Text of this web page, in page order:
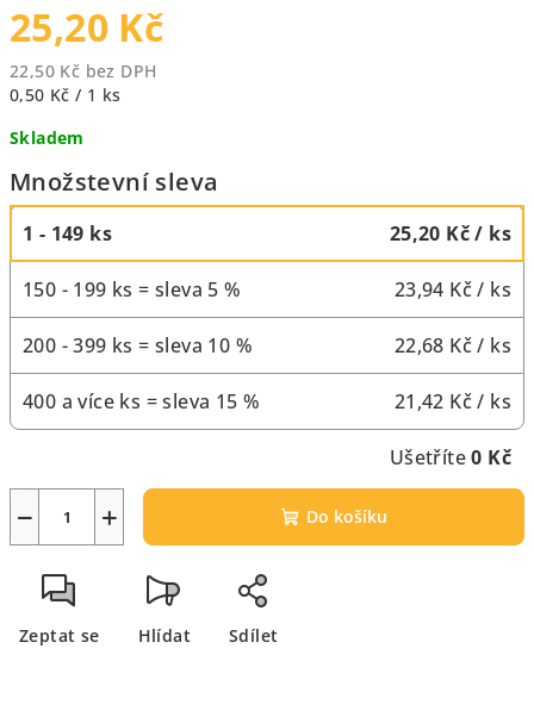
25,20 Kč
22,50 Kč bez DPH
Měrná
0,50 Kč / 1 ks
Skladem
Množstevní sleva
1 - 149 ks 25,20 Kč/ ks
150 - 199 ks = sleva 5 % 23,94 Kč/ ks
200 - 399 ks = sleva 10 % 22,68 Kč/ ks
400 a více ks = sleva 15 % 21,42 Kč/ ks
Ušetříte0 Kč
+
− Do košíku
Zeptat se Hlídat Sdílet